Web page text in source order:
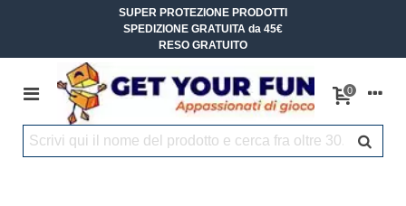
SUPER PROTEZIONE PRODOTTI
SPEDIZIONE GRATUITA da 45€
RESO GRATUITO
0